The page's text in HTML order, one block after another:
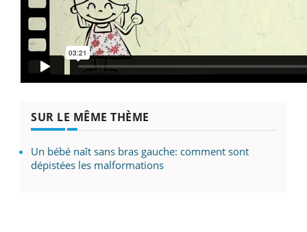
SUR LE MÊME THÈME
Un bébé naît sans bras gauche: comment sont
dépistées les malformations